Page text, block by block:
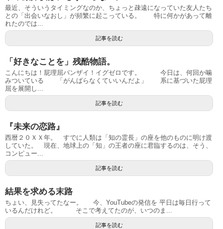
最近、そういうタイミングなのか、ちょっと疎遠になっていた友人たち
との「出会いなおし」が頻繁に起こっている。 特に何かがあって離
れたのでは...
記事を読む
「好きなことを」残酷物語。
こんにちは！屁理屈バンザイ！イグゼロです。 今日は、何回か噛
みついている 「がんばらなくていいんだよ」 系に基づいた屁理
屈を展開し...
記事を読む
『未来の恋路』
西暦２０ＸＸ年。 すでに人類は「知の霊長」の座を他のものに明け渡
していた。 現在、地球上の「知」の王者の座に君臨するのは、そう、
コンピュー...
記事を読む
結果を求める末路
ちょい、見失ってたなー。 今、YouTubeの発信を 平日は毎日行って
いるんだけれど。 そこで考えてたのが、いつのま...
記事を読む